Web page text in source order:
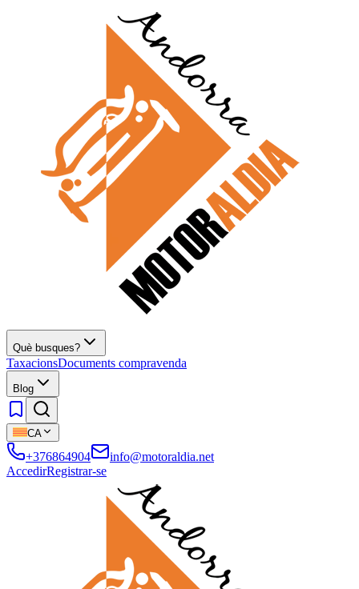
Què busques?
TaxacionsDocuments compravenda
Blog
CA
+376864904
info@motoraldia.net
AccedirRegistrar-se